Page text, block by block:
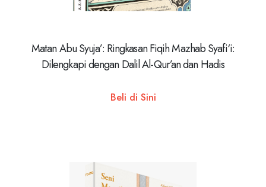
Matan Abu Syuja’: Ringkasan Fiqih Mazhab Syafi‘i:
Dilengkapi dengan Dalil Al-Qur’an dan Hadis
Beli di Sini